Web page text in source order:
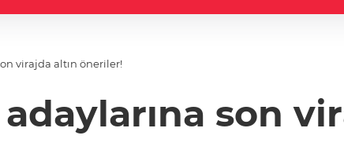
virajda altın öneriler!
adaylarına son